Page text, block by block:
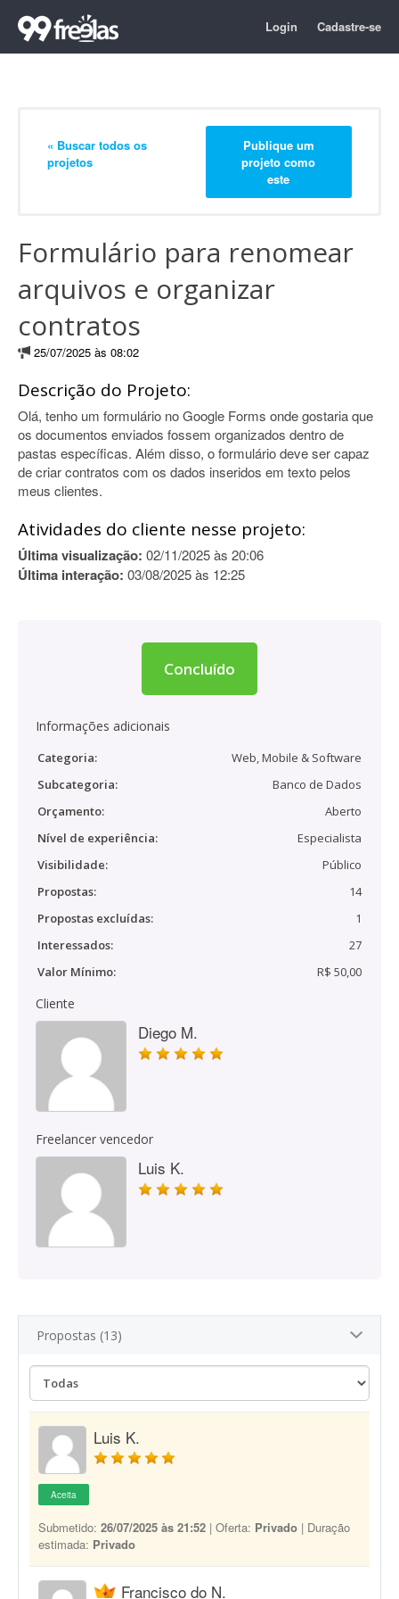
Login Cadastre-se
« Buscar todos os
projetos
Publique um
projeto como
este
Formulário para renomear
arquivos e organizar
contratos
25/07/2025 às 08:02
Descrição do Projeto:
Olá, tenho um formulário no Google Forms onde gostaria que
os documentos enviados fossem organizados dentro de
pastas específicas. Além disso, o formulário deve ser capaz
de criar contratos com os dados inseridos em texto pelos
meus clientes.
Atividades do cliente nesse projeto:
Última visualização: 02/11/2025 às 20:06
Última interação: 03/08/2025 às 12:25
Concluído
Informações adicionais
Categoria:
Web, Mobile & Software
Subcategoria:
Banco de Dados
Orçamento:
Aberto
Nível de experiência:
Especialista
Visibilidade:
Público
Propostas:
14
Propostas excluídas:
1
Interessados:
27
Valor Mínimo:
R$ 50,00
Cliente
Diego M.
Freelancer vencedor
Luis K.
Propostas (13)
Luis K.
Aceita
Submetido: 26/07/2025 às 21:52 | Oferta: Privado | Duração
estimada: Privado
Francisco do N.